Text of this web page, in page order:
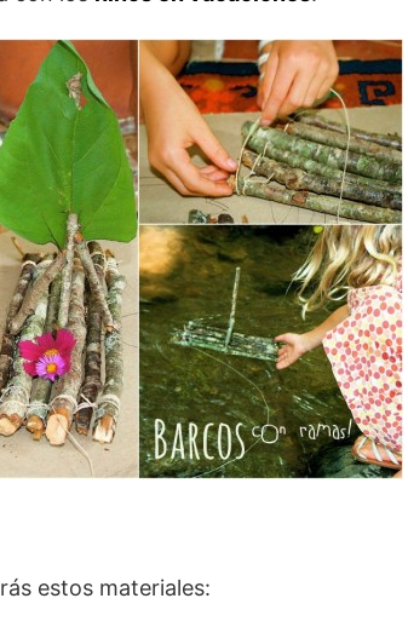
estos materiales: